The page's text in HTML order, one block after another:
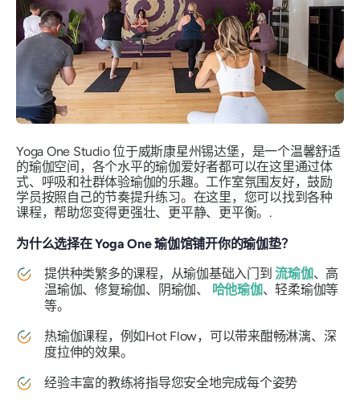
Yoga One Studio 位于威斯康星州锡达堡，是一个温馨舒适
的瑜伽空间，各个水平的瑜伽爱好者都可以在这里通过体
式、呼吸和社群体验瑜伽的乐趣。工作室氛围友好，鼓励
学员按照自己的节奏提升练习。在这里，您可以找到各种
课程，帮助您变得更强壮、更平静、更平衡。.
为什么选择在 Yoga One 瑜伽馆铺开你的瑜伽垫？
提供种类繁多的课程，从瑜伽基础入门到流瑜伽、高
温瑜伽、修复瑜伽、阴瑜伽、 哈他瑜伽、轻柔瑜伽等
等。
热瑜伽课程，例如Hot Flow，可以带来酣畅淋漓、深
度拉伸的效果。
经验丰富的教练将指导您安全地完成每个姿势